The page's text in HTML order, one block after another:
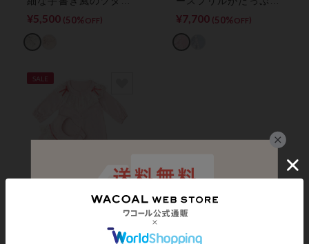
ベビーパジャマ／やわ
ビープレオール
¥5,500 (50%OFF)
り！スタイ付きプレオ
ツーウェイオール／プ
¥7,700 (50%OFF)
SALE
ワコール_ベビー
ギフトにおすすめ★高
級なリバーレースをた